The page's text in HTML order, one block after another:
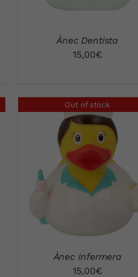
Ànec Dentista
15,00€
Out of stock
VISTA RÁPIDA
Ànec Infermera
15,00€